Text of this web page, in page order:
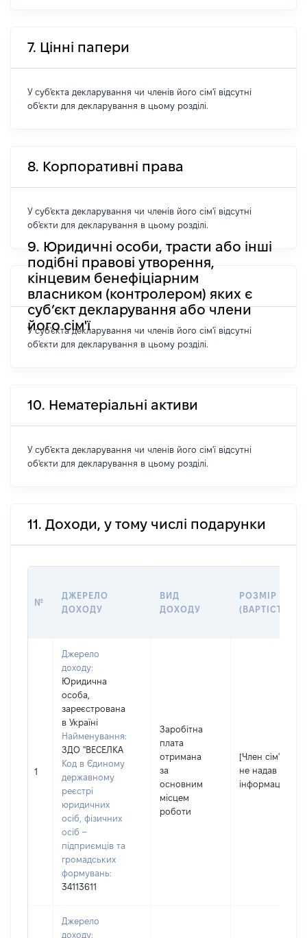
7. Цінні папери
У суб'єкта декларування чи членів його сім'ї відсутні
об'єкти для декларування в цьому розділі.
8. Корпоративні права
У суб'єкта декларування чи членів його сім'ї відсутні
об'єкти для декларування в цьому розділі.
9. Юридичні особи, трасти або інші
подібні правові утворення,
кінцевим бенефіціарним
власником (контролером) яких є
суб’єкт декларування або члени
його сім'ї
У суб'єкта декларування чи членів його сім'ї відсутні
об'єкти для декларування в цьому розділі.
10. Нематеріальні активи
У суб'єкта декларування чи членів його сім'ї відсутні
об'єкти для декларування в цьому розділі.
11. Доходи, у тому числі подарунки
№
ДЖЕРЕЛО
ДОХОДУ
ВИД
ДОХОДУ
РОЗМІР
(ВАРТІСТЬ)
1
Джерело
доходу:
Юридична
особа,
зареєстрована
в Україні
Найменування:
ЗДО "ВЕСЕЛКА
Код в Єдиному
державному
реєстрі
юридичних
осіб, фізичних
осіб –
підприємців та
громадських
формувань:
34113611
Заробітна
плата
отримана
за
основним
місцем
роботи
[Член сім'ї
не надав
інформацію]
Джерело
доходу: